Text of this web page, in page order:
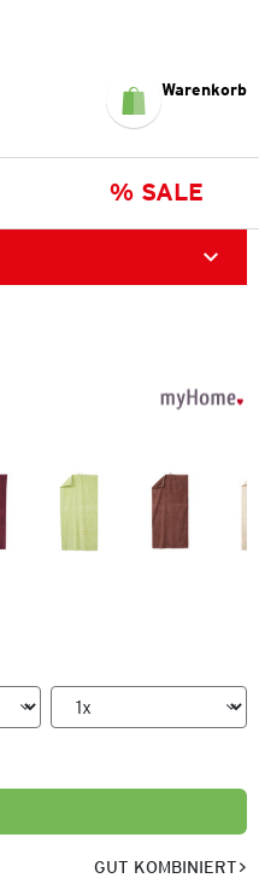
Warenkorb
% SALE
GUT KOMBINIERT